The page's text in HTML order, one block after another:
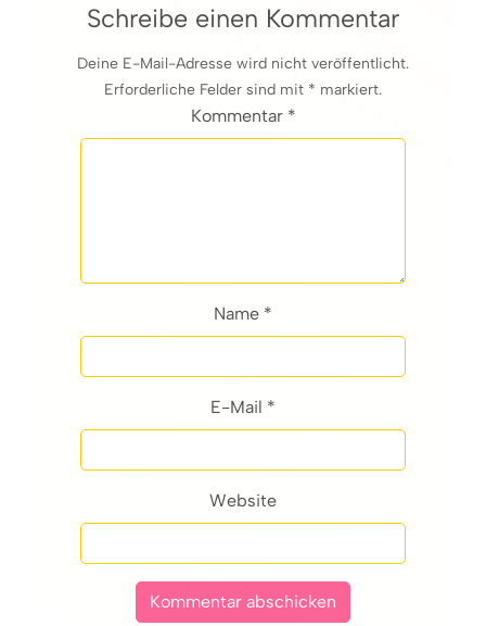
Schreibe einen Kommentar
Deine E-Mail-Adresse wird nicht veröffentlicht.
Erforderliche Felder sind mit * markiert.
Kommentar *
Name *
E-Mail *
Website